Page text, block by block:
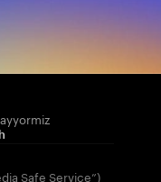
Safe Service”)